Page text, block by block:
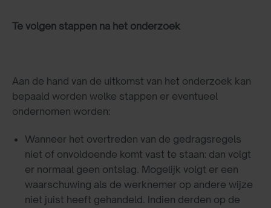
Te volgen stappen na het onderzoek
Aan de hand van de uitkomst van het onderzoek kan
bepaald worden welke stappen er eventueel
ondernomen worden:
Wanneer het overtreden van de gedragsregels
niet of onvoldoende komt vast te staan: dan volgt
er normaal geen ontslag. Mogelijk volgt er een
waarschuwing als de werknemer op andere wijze
niet juist heeft gehandeld. Indien derden op de